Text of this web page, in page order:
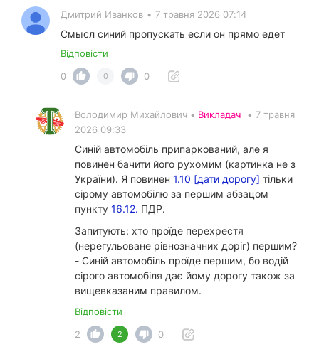
Дмитрий Иванков • 7 травня 2026 07:14
Смысл синий пропускать если он прямо едет
Відповісти
0
0 0
Володимир Михайлович • Викладач • 7 травня
2026 09:33
Синій автомобіль припаркований, але я
повинен бачити його рухомим (картинка не з
України). Я повинен 1.10 [дати дорогу] тільки
сірому автомобілю за першим абзацом
пункту 16.12. ПДР.
Запитують: хто проїде перехрестя
(нерегульоване рівнозначних доріг) першим?
- Синій автомобіль проїде першим, бо водій
сірого автомобіля дає йому дорогу також за
вищевказаним правилом.
Відповісти
2
2 0